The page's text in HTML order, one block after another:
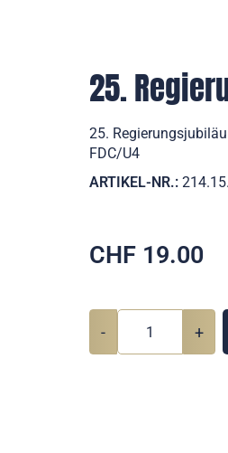
25.
25.
FDC/U4
ARTIKEL-NR.:
CHF 19.00
- +